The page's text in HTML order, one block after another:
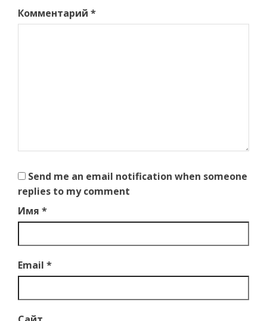
Комментарий *
Send me an email notification when someone
replies to my comment
Имя *
Email *